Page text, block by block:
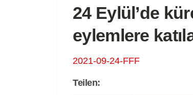
24 Eylül’de
eylemlere
2021-09-24-FFF
Teilen: